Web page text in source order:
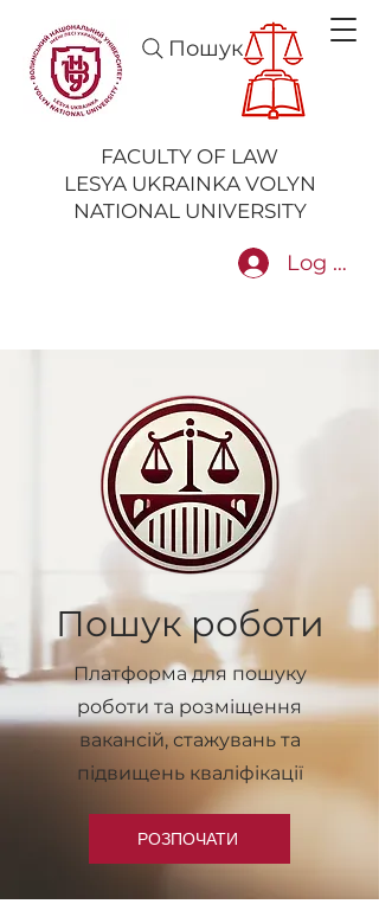
FACULTY OF LAW
LESYA UKRAINKA VOLYN
NATIONAL UNIVERSITY
Log In
Пошук
Пошук роботи
Платформа для пошуку
роботи та розміщення
вакансій, стажувань та
підвищень кваліфікації
РОЗПОЧАТИ